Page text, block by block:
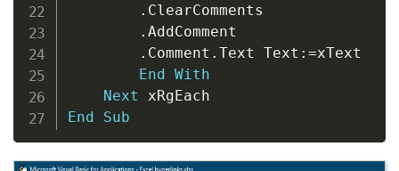
. ClearComments
. AddComment
. Comment . Text Text : =xText
End With
Next
End
Sub